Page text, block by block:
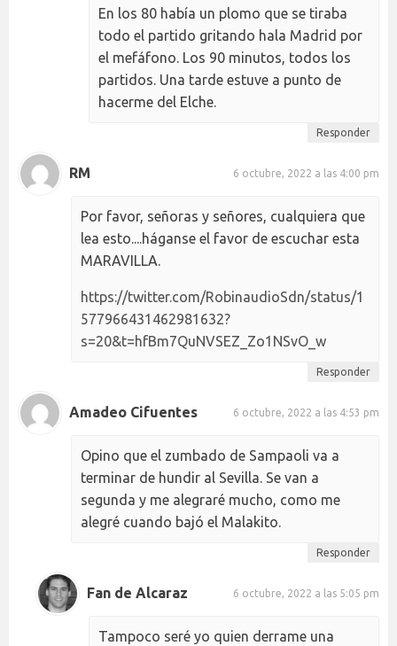
En los 80 había un plomo que se tiraba
todo el partido gritando hala Madrid por
el mefáfono. Los 90 minutos, todos los
partidos. Una tarde estuve a punto de
hacerme del Elche.
Responder
RM 6 octubre, 2022 a las 4:00 pm
Por favor, señoras y señores, cualquiera que
lea esto....háganse el favor de escuchar esta
MARAVILLA.
https://twitter.com/RobinaudioSdn/status/1
577966431462981632?
s=20&t=hfBm7QuNVSEZ_Zo1NSvO_w
Responder
Amadeo Cifuentes 6 octubre, 2022 a las 4:53 pm
Opino que el zumbado de Sampaoli va a
terminar de hundir al Sevilla. Se van a
segunda y me alegraré mucho, como me
alegré cuando bajó el Malakito.
Responder
Fan de Alcaraz 6 octubre, 2022 a las 5:05 pm
Tampoco seré yo quien derrame una